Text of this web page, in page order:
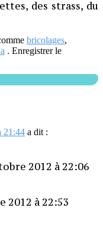
des strass, du
bricolages,
. Enregistrer le
21:44 a dit :
2012 à 22:06
2012 à 22:53